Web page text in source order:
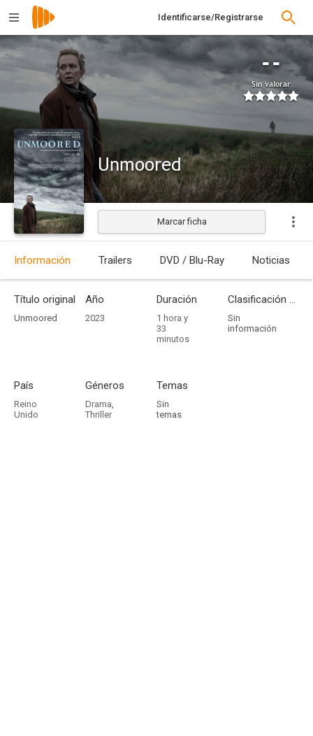
Identificarse/Registrarse
--
Sin valorar
Unmoored
Estrenada
Marcar ficha
Información Trailers DVD / Blu-Ray Noticias
Título original
Unmoored
Año
2023
Duración
1 hora y
33
minutos
Clasificación por edades
Sin
información
País
Reino
Unido
Géneros
Drama,
Thriller
Temas
Sin
temas